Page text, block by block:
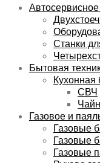
Станки
Бытовая
Кухонная
СВЧ
Газовое и
Газовые
Газовые
Газовые